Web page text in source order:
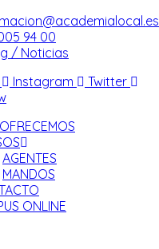
94 00
/ Noticias
Instagram Twitter
AGENTES
MANDOS
ONLINE